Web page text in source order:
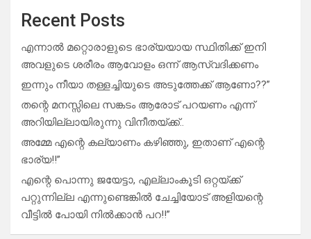
Recent Posts
എന്നാൽ മറ്റൊരാളുടെ ഭാര്യയായ സ്ഥിതിക്ക് ഇനി
അവളുടെ ശരീരം ആവോളം ഒന്ന് ആസ്വദിക്കണം
ഇന്നും നീയാ തള്ളച്ചിയുടെ അടുത്തേക്ക് ആണോ??”
തന്റെ മനസ്സിലെ സങ്കടം ആരോട് പറയണം എന്ന്
അറിയില്ലായിരുന്നു വിനീതയ്ക്ക്..
അമ്മേ എന്റെ കല്യാണം കഴിഞ്ഞു, ഇതാണ് എന്റെ
ഭാര്യ!!”
എന്റെ പൊന്നു ജയേട്ടാ, എല്ലാംകൂടി ഒറ്റയ്ക്ക്
പറ്റുന്നില്ല എന്നുണ്ടെങ്കിൽ ചേച്ചിയോട് അളിയന്റെ
വീട്ടിൽ പോയി നിൽക്കാൻ പറ!!”